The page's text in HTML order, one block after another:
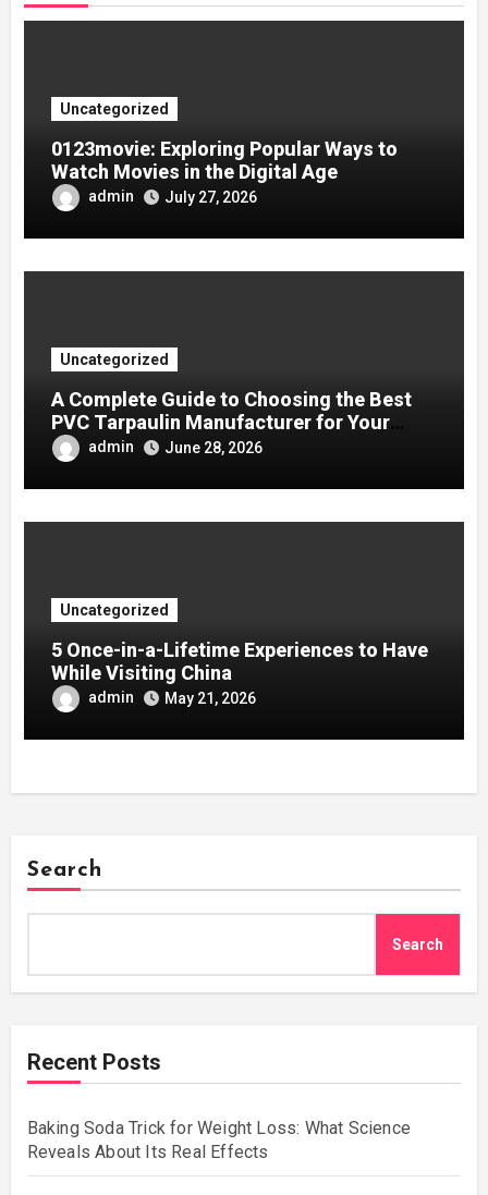
Uncategorized
0123movie: Exploring Popular Ways to
Watch Movies in the Digital Age
admin July 27, 2026
Uncategorized
A Complete Guide to Choosing the Best
PVC Tarpaulin Manufacturer for Your
Company
admin June 28, 2026
Uncategorized
5 Once-in-a-Lifetime Experiences to Have
While Visiting China
admin May 21, 2026
Search
Search
Recent Posts
Baking Soda Trick for Weight Loss: What Science
Reveals About Its Real Effects